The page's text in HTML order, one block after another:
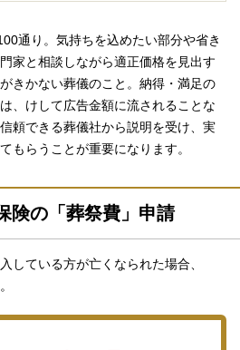
通り。気持ちを込めたい部分や省き
家と相談しながら適正価格を見出す
きかない葬儀のこと。納得・満足の
、けして広告金額に流されることな
頼できる葬儀社から説明を受け、実
もらうことが重要になります。
険の「葬祭費」申請
している方が亡くなられた場合、